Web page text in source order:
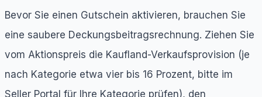
Bevor Sie einen Gutschein aktivieren, brauchen Sie
eine saubere Deckungsbeitragsrechnung. Ziehen Sie
vom Aktionspreis die Kaufland-Verkaufsprovision (je
nach Kategorie etwa vier bis 16 Prozent, bitte im
Seller Portal für Ihre Kategorie prüfen), den